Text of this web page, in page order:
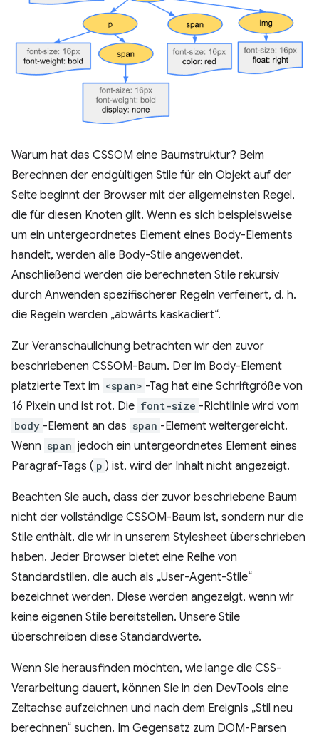
Warum hat das CSSOM eine Baumstruktur? Beim
Berechnen der endgültigen Stile für ein Objekt auf der
Seite beginnt der Browser mit der allgemeinsten Regel,
die für diesen Knoten gilt. Wenn es sich beispielsweise
um ein untergeordnetes Element eines Body-Elements
handelt, werden alle Body-Stile angewendet.
Anschließend werden die berechneten Stile rekursiv
durch Anwenden spezifischerer Regeln verfeinert, d. h.
die Regeln werden „abwärts kaskadiert“.
Zur Veranschaulichung betrachten wir den zuvor
beschriebenen CSSOM-Baum. Der im Body-Element
platzierte Text im <span> -Tag hat eine Schriftgröße von
16 Pixeln und ist rot. Die font-size -Richtlinie wird vom
body -Element an das span -Element weitergereicht.
Wenn span jedoch ein untergeordnetes Element eines
Paragraf-Tags ( p ) ist, wird der Inhalt nicht angezeigt.
Beachten Sie auch, dass der zuvor beschriebene Baum
nicht der vollständige CSSOM-Baum ist, sondern nur die
Stile enthält, die wir in unserem Stylesheet überschrieben
haben. Jeder Browser bietet eine Reihe von
Standardstilen, die auch als „User-Agent-Stile“
bezeichnet werden. Diese werden angezeigt, wenn wir
keine eigenen Stile bereitstellen. Unsere Stile
überschreiben diese Standardwerte.
Wenn Sie herausfinden möchten, wie lange die CSS-
Verarbeitung dauert, können Sie in den DevTools eine
Zeitachse aufzeichnen und nach dem Ereignis „Stil neu
berechnen“ suchen. Im Gegensatz zum DOM-Parsen